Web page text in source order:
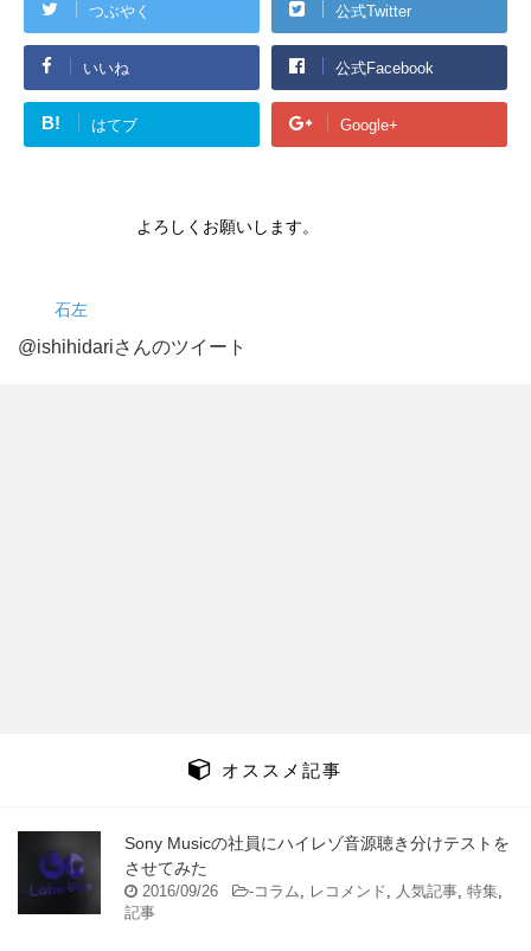
つぶやく 公式Twitter
いいね 公式Facebook
B! はてブ Google+
石左
よろしくお願いします。
@ishihidariさんのツイート
オススメ記事
Sony Musicの社員にハイレゾ音源聴き分けテストを
させてみた
2016/09/26 -コラム, レコメンド, 人気記事, 特集,
記事